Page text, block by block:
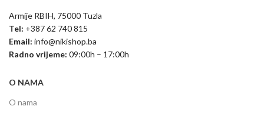
Armije RBIH, 75000 Tuzla
Tel: +387 62 740 815
Email: info@nikishop.ba
Radno vrijeme: 09:00h – 17:00h
O NAMA
O nama